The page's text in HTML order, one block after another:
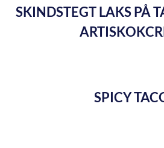
SKINDSTEGT LAKS PÅ
SPICY